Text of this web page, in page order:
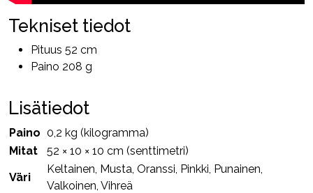
Tekniset tiedot
Pituus 52 cm
Paino 208 g
Lisätiedot
Paino 0,2 kg (kilogramma)
Mitat
52 × 10 × 10 cm (senttimetri)
Väri
Keltainen, Musta, Oranssi, Pinkki, Punainen,
Valkoinen, Vihreä